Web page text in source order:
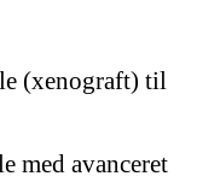
(xenograft) til
med avanceret